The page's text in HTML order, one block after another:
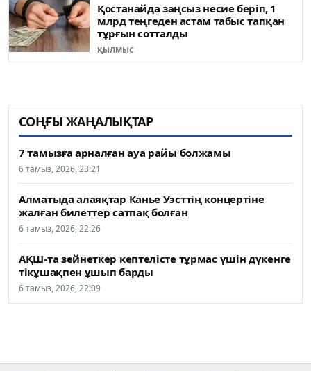
Қостанайда заңсыз несие беріп, 1
млрд теңгеден астам табыс тапқан
тұрғын сотталды
ҚЫЛМЫС
СОҢҒЫ ЖАҢАЛЫҚТАР
7 тамызға арналған ауа райы болжамы
6 тамыз, 2026, 23:21
Алматыда алаяқтар Канье Уэсттің концертіне
жалған билеттер сатпақ болған
6 тамыз, 2026, 22:26
АҚШ-та зейнеткер кептелісте тұрмас үшін дүкенге
тікұшақпен ұшып барды
6 тамыз, 2026, 22:09